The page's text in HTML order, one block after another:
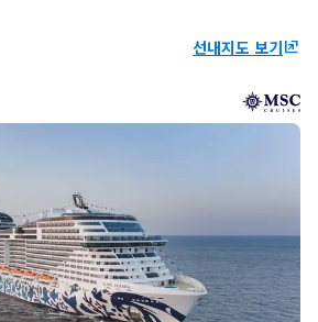
선내지도 보기ungroup